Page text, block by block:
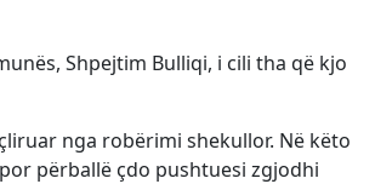
Shpejtim Bulliqi, i cili tha që kjo
nga robërimi shekullor. Në këto
përballë çdo pushtuesi zgjodhi